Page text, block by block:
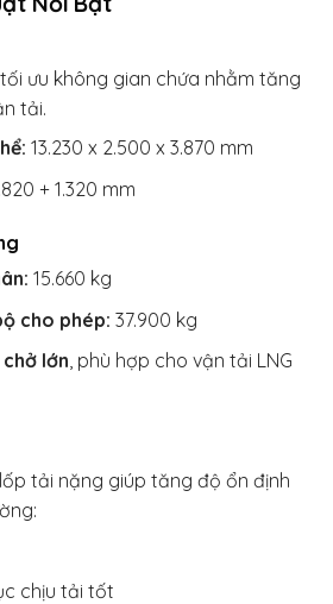
ưu không gian chứa nhằm tăng
tải.
13.230 x 2.500 x 3.870 mm
+ 1.320 mm
15.660 kg
cho phép: 37.900 kg
lớn, phù hợp cho vận tải LNG
tải nặng giúp tăng độ ổn định
chịu tải tốt